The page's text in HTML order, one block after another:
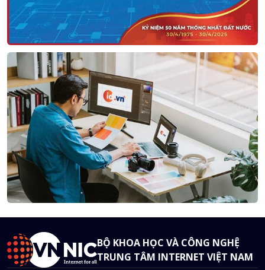
BỘ KHOA HỌC VÀ CÔNG NGHỆ
TRUNG TÂM INTERNET VIỆT NAM